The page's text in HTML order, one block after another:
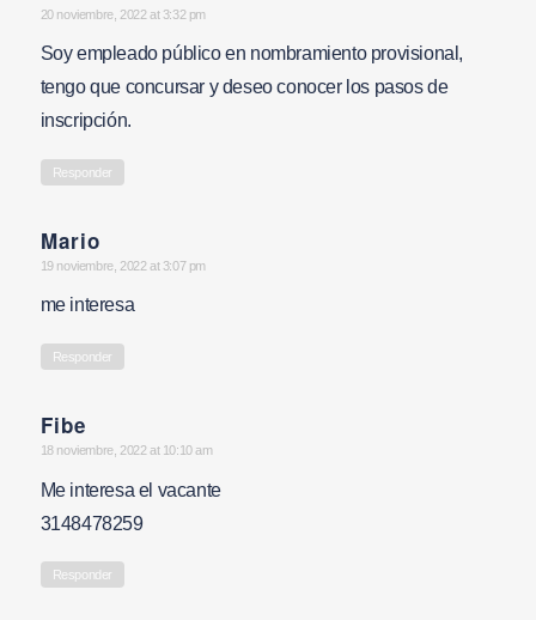
says:
20 noviembre, 2022 at 3:32 pm
Soy empleado público en nombramiento provisional,
tengo que concursar y deseo conocer los pasos de
inscripción.
Responder
Mario
says:
19 noviembre, 2022 at 3:07 pm
me interesa
Responder
Fibe
says:
18 noviembre, 2022 at 10:10 am
Me interesa el vacante
3148478259
Responder